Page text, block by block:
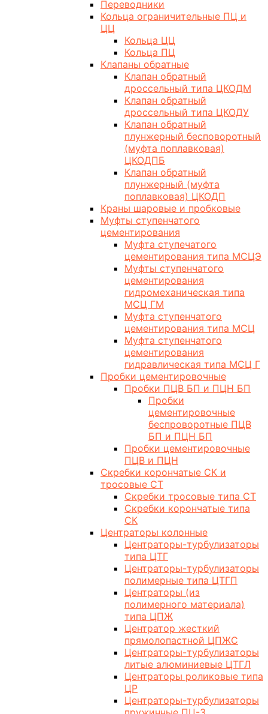
Переводники
Кольца ограничительные ПЦ и
ЦЦ
Кольца ЦЦ
Кольца ПЦ
Клапаны обратные
Клапан обратный
дроссельный типа ЦКОДМ
Клапан обратный
дроссельный типа ЦКОДУ
Клапан обратный
плунжерный бесповоротный
(муфта поплавковая)
ЦКОДПБ
Клапан обратный
плунжерный (муфта
поплавковая) ЦКОДП
Краны шаровые и пробковые
Муфты ступенчатого
цементирования
Муфта ступечатого
цементирования типа МСЦЭ
Муфты ступенчатого
цементирования
гидромеханическая типа
МСЦ ГМ
Муфта ступенчатого
цементирования типа МСЦ
Муфта ступенчатого
цементирования
гидравлическая типа МСЦ Г
Пробки цементировочные
Пробки ПЦВ БП и ПЦН БП
Пробки
цементировочные
беспроворотные ПЦВ
БП и ПЦН БП
Пробки цементировочные
ПЦВ и ПЦН
Скребки корончатые СК и
тросовые СТ
Скребки тросовые типа СТ
Скребки корончатые типа
СК
Центраторы колонные
Центраторы-турбулизаторы
типа ЦТГ
Центраторы-турбулизаторы
полимерные типа ЦТГП
Центраторы (из
полимерного материала)
типа ЦПЖ
Центратор жесткий
прямолопастной ЦПЖС
Центраторы-турбулизаторы
литые алюминиевые ЦТГЛ
Центраторы роликовые типа
ЦР
Центраторы-турбулизаторы